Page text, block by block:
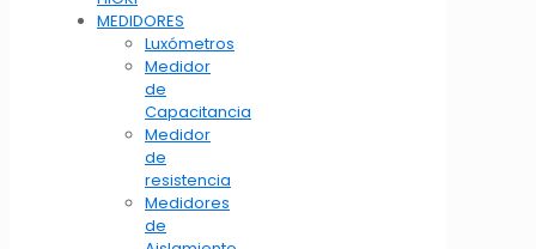
MEDIDORES
Luxómetros
Medidor
de
Capacitancia
Medidor
de
resistencia
Medidores
de